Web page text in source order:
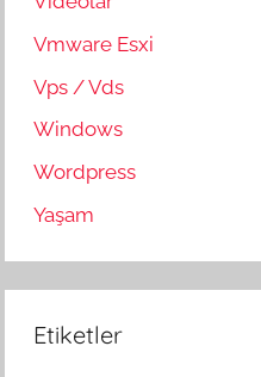
Vmware Esxi
Vps / Vds
Windows
Wordpress
Yaşam
Etiketler